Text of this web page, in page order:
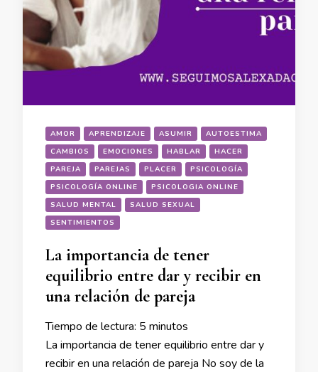
AMOR APRENDIZAJE ASUMIR
AUTOESTIMA
CAMBIOS
EMOCIONES HABLAR
HACER
PAREJA
PAREJAS PLACER
PSICOLOGÍA
PSICOLOGÍA ONLINE
PSICOLOGIA ONLINE
SALUD MENTAL
SALUD SEXUAL
SENTIMIENTOS
La importancia de tener
equilibrio entre dar y recibir en
una relación de pareja
Tiempo de lectura: 5 minutos
La importancia de tener equilibrio entre dar y
recibir en una relación de pareja No soy de la